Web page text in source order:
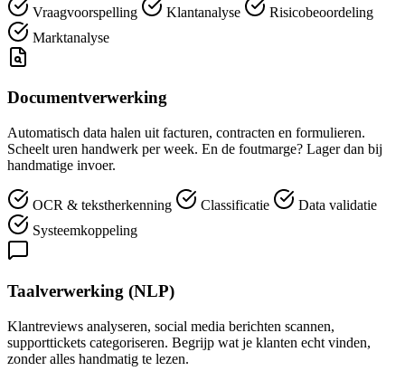
Vraagvoorspelling Klantanalyse
Risicobeoordeling
Marktanalyse
Documentverwerking
Automatisch data halen uit facturen, contracten en formulieren.
Scheelt uren handwerk per week. En de foutmarge? Lager dan bij
handmatige invoer.
OCR & tekstherkenning Classificatie
Data validatie
Systeemkoppeling
Taalverwerking (NLP)
Klantreviews analyseren, social media berichten scannen,
supporttickets categoriseren. Begrijp wat je klanten echt vinden,
zonder alles handmatig te lezen.